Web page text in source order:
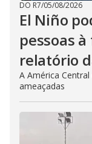
DO R7/05/08/2026
El Niño
pessoas
relatório
A América
ameaçadas